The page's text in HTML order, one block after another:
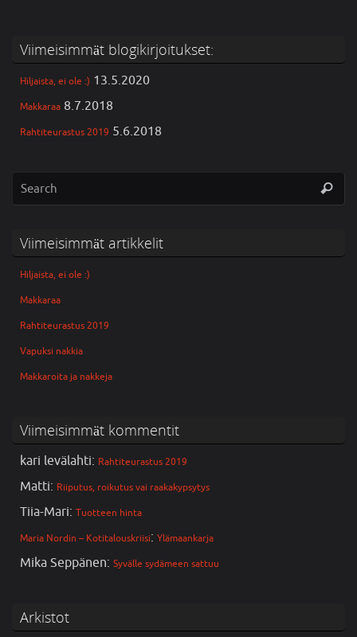
Viimeisimmät blogikirjoitukset:
Hiljaista, ei ole :) 13.5.2020
Makkaraa 8.7.2018
Rahtiteurastus 2019 5.6.2018
Viimeisimmät artikkelit
Hiljaista, ei ole :)
Makkaraa
Rahtiteurastus 2019
Vapuksi nakkia
Makkaroita ja nakkeja
Viimeisimmät kommentit
kari levälahti: Rahtiteurastus 2019
Matti: Riiputus, roikutus vai raakakypsytys
Tiia-Mari: Tuotteen hinta
Maria Nordin – Kotitalouskriisi: Ylämaankarja
Mika Seppänen: Syvälle sydämeen sattuu
Arkistot